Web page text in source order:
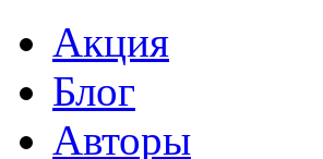
Акция
Блог
Авторы